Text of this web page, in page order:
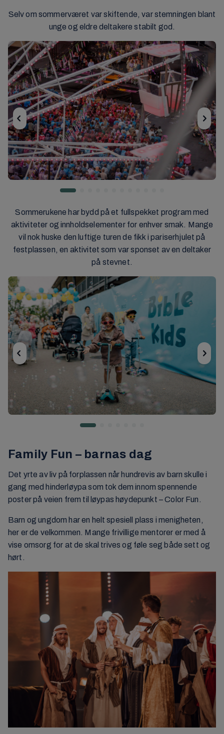
Selv om sommerværet var skiftende, var stemningen blant
unge og eldre deltakere stabilt god.
Sommerukene har bydd på et fullspekket program med
aktiviteter og innholdselementer for enhver smak. Mange
vil nok huske den luftige turen de fikk i pariserhjulet på
festplassen, en aktivitet som var sponset av en deltaker
på stevnet.
Family Fun – barnas dag
Det yrte av liv på forplassen når hundrevis av barn skulle i
gang med hinderløypa som tok dem innom spennende
poster på veien frem til løypas høydepunkt – Color Fun.
Barn og ungdom har en helt spesiell plass i menigheten,
her er de velkommen. Mange frivillige mentorer er med å
vise omsorg for at de skal trives og føle seg både sett og
hørt.